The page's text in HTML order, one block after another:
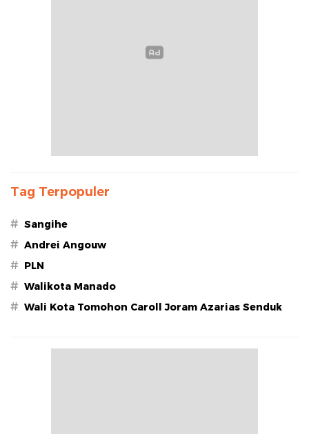
Tag Terpopuler
# Sangihe
# Andrei Angouw
# PLN
# Walikota Manado
# Wali Kota Tomohon Caroll Joram Azarias Senduk